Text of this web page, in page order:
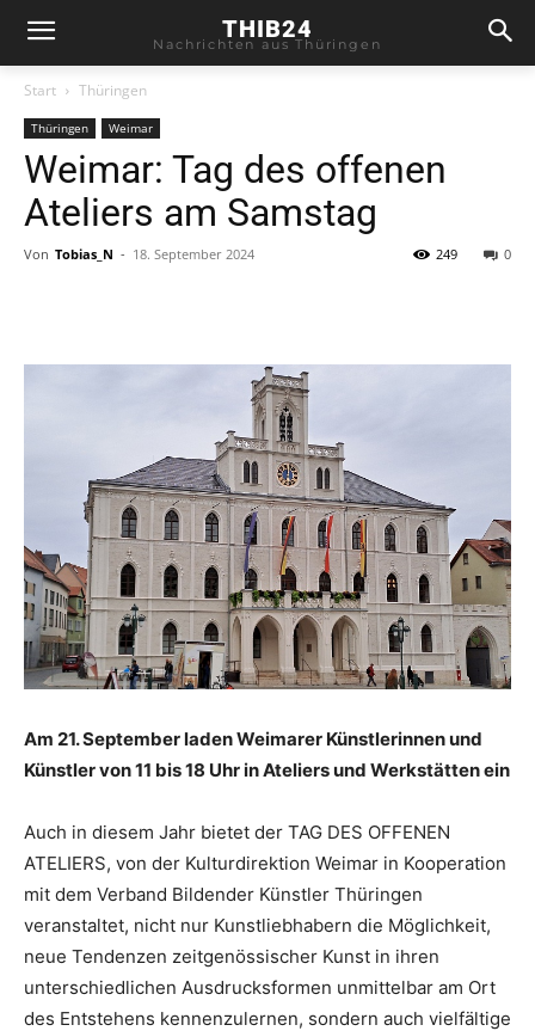
THIB24
Nachrichten aus Thüringen
Start Thüringen
Thüringen Weimar
Weimar: Tag des offenen
Ateliers am Samstag
Von Tobias_N - 18. September 2024 0
249
Am 21. September laden Weimarer Künstlerinnen und
Künstler von 11 bis 18 Uhr in Ateliers und Werkstätten ein
Auch in diesem Jahr bietet der TAG DES OFFENEN
ATELIERS, von der Kulturdirektion Weimar in Kooperation
mit dem Verband Bildender Künstler Thüringen
veranstaltet, nicht nur Kunstliebhabern die Möglichkeit,
neue Tendenzen zeitgenössischer Kunst in ihren
unterschiedlichen Ausdrucksformen unmittelbar am Ort
des Entstehens kennenzulernen, sondern auch vielfältige